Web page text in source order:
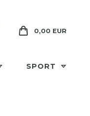
0,00 EUR
SPORT